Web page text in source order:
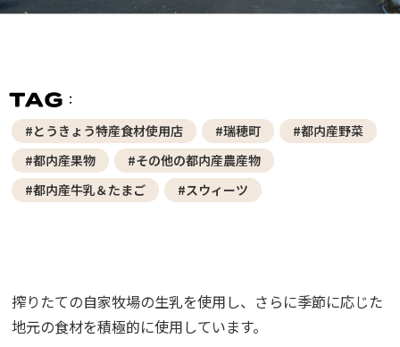
#とうきょう特産食材使用店 #瑞穂町
#都内産野菜
#都内産果物
#その他の都内産農産物
#都内産牛乳＆たまご
#スウィーツ
搾りたての自家牧場の生乳を使用し、さらに季節に応じた
地元の食材を積極的に使用しています。